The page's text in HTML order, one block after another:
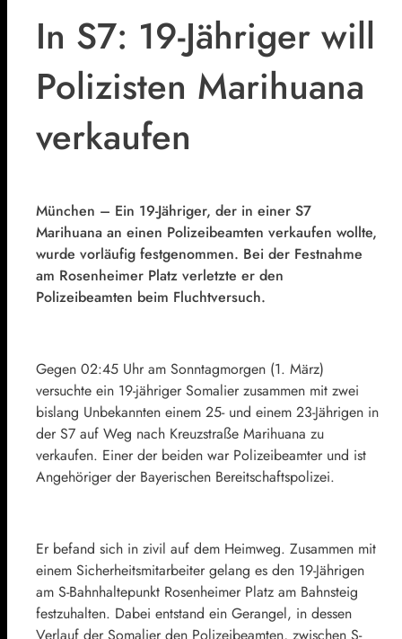
In S7: 19-Jähriger will
Polizisten Marihuana
verkaufen
München – Ein 19-Jähriger, der in einer S7
Marihuana an einen Polizeibeamten verkaufen wollte,
wurde vorläufig festgenommen. Bei der Festnahme
am Rosenheimer Platz verletzte er den
Polizeibeamten beim Fluchtversuch.
Gegen 02:45 Uhr am Sonntagmorgen (1. März)
versuchte ein 19-jähriger Somalier zusammen mit zwei
bislang Unbekannten einem 25- und einem 23-Jährigen in
der S7 auf Weg nach Kreuzstraße Marihuana zu
verkaufen. Einer der beiden war Polizeibeamter und ist
Angehöriger der Bayerischen Bereitschaftspolizei.
Er befand sich in zivil auf dem Heimweg. Zusammen mit
einem Sicherheitsmitarbeiter gelang es den 19-Jährigen
am S-Bahnhaltepunkt Rosenheimer Platz am Bahnsteig
festzuhalten. Dabei entstand ein Gerangel, in dessen